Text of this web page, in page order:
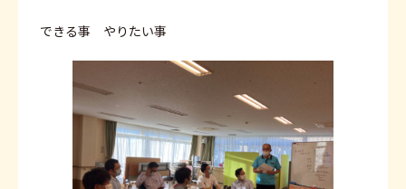
できる事 やりたい事